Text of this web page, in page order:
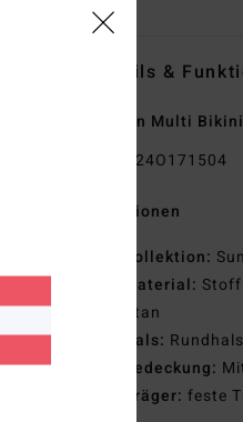
Details &
Frauen Multi
24O171504
Funktionen
Kollektion:
Material: Stoff
Elastan
Hals:
Bedeckung:
Träger: feste